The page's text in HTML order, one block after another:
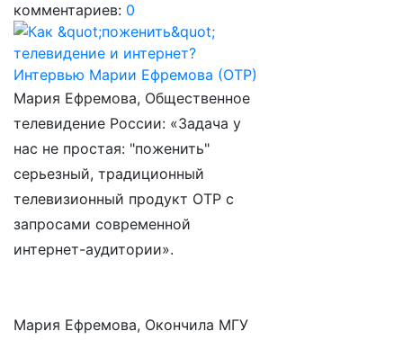
комментариев: 0
Мария Ефремова, Общественное
телевидение России: «Задача у
нас не простая: "поженить"
серьезный, традиционный
телевизионный продукт ОТР с
запросами современной
интернет-аудитории».
Мария Ефремова, Окончила МГУ